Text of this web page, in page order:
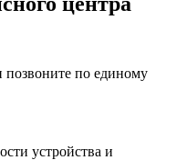
позвоните по единому
устройства и